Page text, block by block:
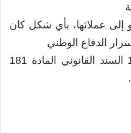
إلى عملائها، بأي شكل كان
الدفاع الوطني
الإجابة الصحيحة هي 1/2/3/4 السند القانوني المادة 181